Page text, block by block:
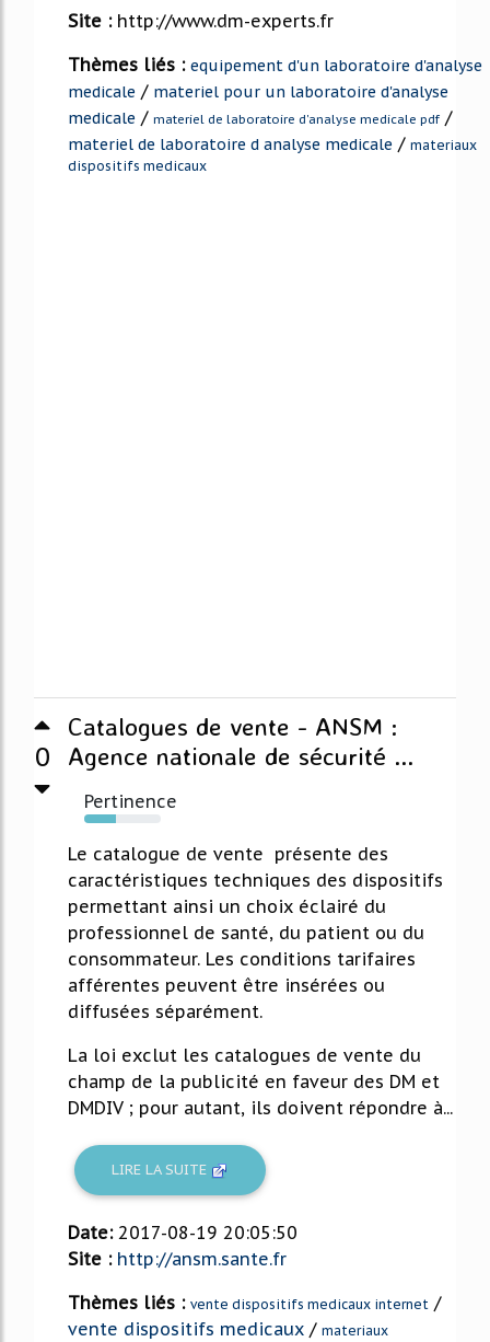
Site : http://www.dm-experts.fr
Thèmes liés : equipement d'un laboratoire d'analyse
medicale / materiel pour un laboratoire d'analyse
medicale / materiel de laboratoire d'analyse medicale pdf /
materiel de laboratoire d analyse medicale / materiaux
dispositifs medicaux
0
Catalogues de vente - ANSM :
Agence nationale de sécurité ...
Pertinence
42%
Le catalogue de vente présente des
caractéristiques techniques des dispositifs
permettant ainsi un choix éclairé du
professionnel de santé, du patient ou du
consommateur. Les conditions tarifaires
afférentes peuvent être insérées ou
diffusées séparément.
La loi exclut les catalogues de vente du
champ de la publicité en faveur des DM et
DMDIV ; pour autant, ils doivent répondre à...
LIRE LA SUITE
Date: 2017-08-19 20:05:50
Site : http://ansm.sante.fr
Thèmes liés : vente dispositifs medicaux internet /
vente dispositifs medicaux / materiaux